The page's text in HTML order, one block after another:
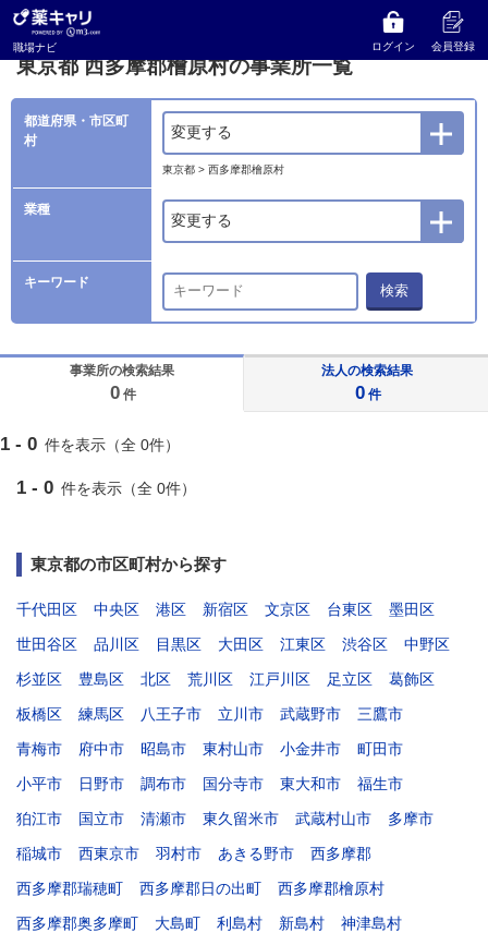
職場ナビ ログイン 会員登録
薬キャリ 職場ナビ 西多摩郡檜原村の事業所一覧
東京都 西多摩郡檜原村の事業所一覧
都道府県・市区町
村
変更する
東京都 > 西多摩郡檜原村
業種
変更する
キーワード 検索
事業所の検索結果
0 件
法人の検索結果
0 件
1 - 0 件を表示（全 0件）
1 - 0 件を表示（全 0件）
東京都の市区町村から探す
千代田区 中央区 港区 新宿区 文京区 台東区
墨田区
世田谷区
品川区 目黒区 大田区 江東区 渋谷区
中野区
杉並区
豊島区 北区 荒川区 江戸川区 足立区
葛飾区
板橋区
練馬区 八王子市 立川市 武蔵野市
三鷹市
青梅市
府中市 昭島市 東村山市 小金井市
町田市
小平市
日野市 調布市 国分寺市 東大和市
福生市
狛江市
国立市 清瀬市 東久留米市 武蔵村山市
多摩市
稲城市
西東京市 羽村市 あきる野市
西多摩郡
西多摩郡瑞穂町
西多摩郡日の出町
西多摩郡檜原村
西多摩郡奥多摩町
大島町 利島村 新島村
神津島村